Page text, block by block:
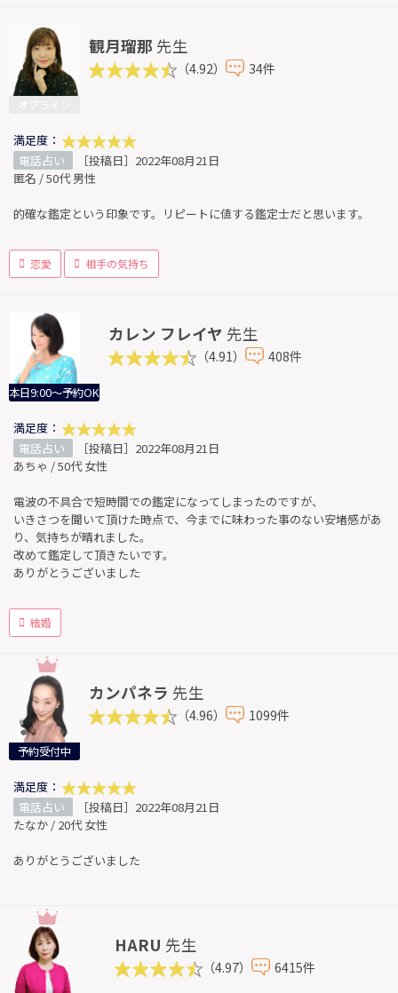
観月瑠那 先生
（4.92） 34件
満足度：
電話占い
［投稿日］2022年08月21日
匿名 / 50代 男性
的確な鑑定という印象です。リピートに値する鑑定士だと思います。
恋愛 相手の気持ち
本日9:00～予約OK
カレン フレイヤ 先生
（4.91） 408件
満足度：
電話占い
［投稿日］2022年08月21日
あちゃ / 50代 女性
電波の不具合で短時間での鑑定になってしまったのですが、
いきさつを聞いて頂けた時点で、今までに味わった事のない安堵感があ
り、気持ちが晴れました。
改めて鑑定して頂きたいです。
ありがとうございました
結婚
予約受付中
カンパネラ 先生
（4.96） 1099件
満足度：
電話占い
［投稿日］2022年08月21日
たなか / 20代 女性
ありがとうございました
HARU 先生
（4.97） 6415件